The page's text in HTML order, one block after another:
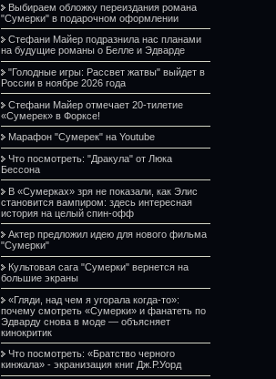
Выбираем обложку переиздания романа
"Сумерки" в подарочном оформлении
Стефани Майер подразнила нас планами
на будущие романы о Белле и Эдварде
"Голодные игры: Рассвет жатвы" выйдет в
России в ноябре 2026 года
Стефани Майер отмечает 20-тилетие
«Сумерек» в Форксе!
Марафон "Сумерек" на Youtube
Что посмотреть: "Дракула" от Люка
Бессона
В «Сумерках» зря не показали, как Элис
становится вампиром: здесь интересная
история на целый спин-офф
Актер предложил идею для нового фильма
"Сумерки"
Культовая сага "Сумерки" вернется на
большие экраны
«Гляди, над чем я угорала когда-то»:
почему смотреть «Сумерки» и фанатеть по
Эдварду снова в моде — объясняет
кинокритик
Что посмотреть: «Братство черного
кинжала» - экранизация книг Дж.Р.Уорд